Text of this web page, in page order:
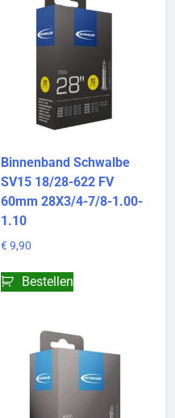
Binnenband Schwalbe
SV15 18/28-622 FV
60mm 28X3/4-7/8-1.00-
1.10
€ 9,90
Bestellen